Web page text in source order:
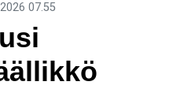
07.55